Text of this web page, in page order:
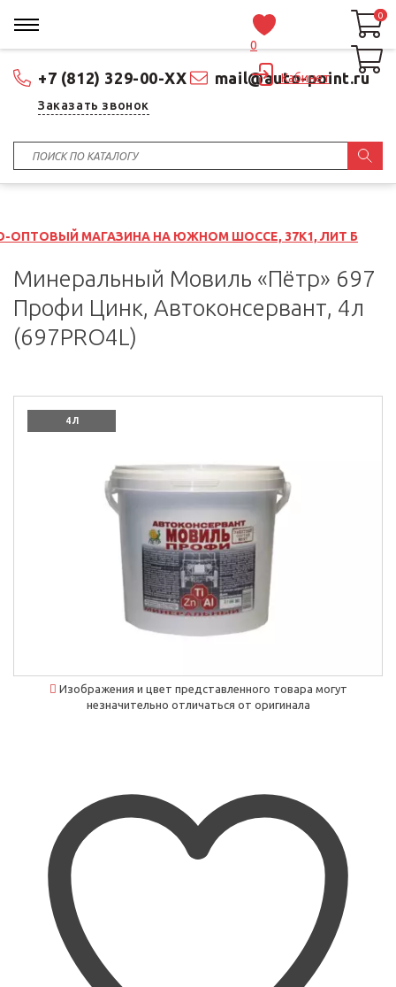
+7 (812) 329-00-XX mail@auto-point.ru
Заказать звонок
0
Кабинет
0
0
НА ЮЖНОМ ШОССЕ, 37К1, ЛИТ Б
Минеральный Мовиль «Пётр» 697
Профи Цинк, Автоконсервант, 4л
(697PRO4L)
4 Л
Изображения и цвет представленного товара могут
незначительно отличаться от оригинала